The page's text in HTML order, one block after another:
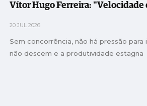
Vítor Hugo Ferreira: "Velocidade
20 JUL 2026
Sem concorrência, não há pressão para
não descem e a produtividade estagna